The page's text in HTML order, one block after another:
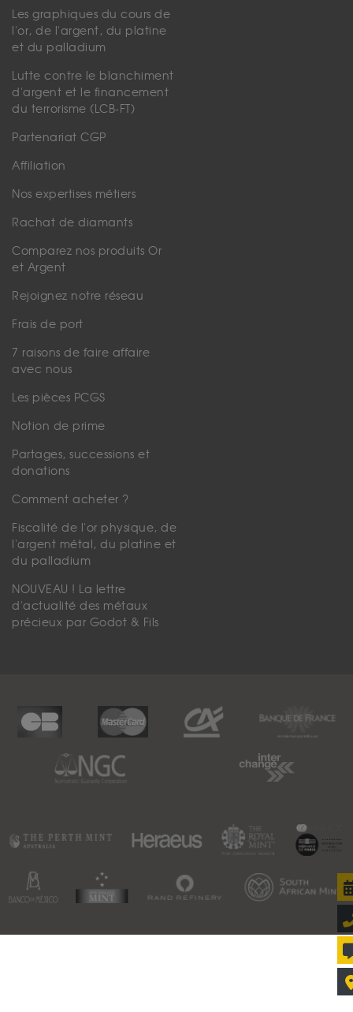
Les graphiques du cours de
l'or, de l'argent, du platine
et du palladium
Lutte contre le blanchiment
d'argent et le financement
du terrorisme (LCB-FT)
Partenariat CGP
Affiliation
Nos expertises métiers
Rachat de diamants
Comparez nos produits Or
et Argent
Rejoignez notre réseau
Frais de port
7 raisons de faire affaire
avec nous
Les pièces PCGS
Notion de prime
Partages, successions et
donations
Comment acheter ?
Fiscalité de l'or physique, de
l'argent métal, du platine et
du palladium
NOUVEAU ! La lettre
d'actualité des métaux
précieux par Godot & Fils